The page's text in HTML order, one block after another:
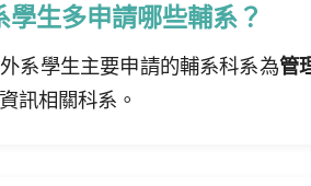
學生多申請哪些輔系？
系學生主要申請的輔系科系為管
訊相關科系。